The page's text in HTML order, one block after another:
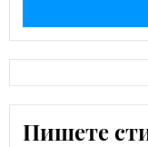
Пишете